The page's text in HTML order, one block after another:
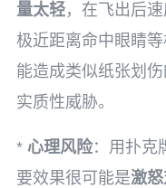
量太轻，在飞出后
极近距离命中眼睛
能造成类似纸张划
实质性威胁。
* 心理风险：用扑克
要效果很可能是激